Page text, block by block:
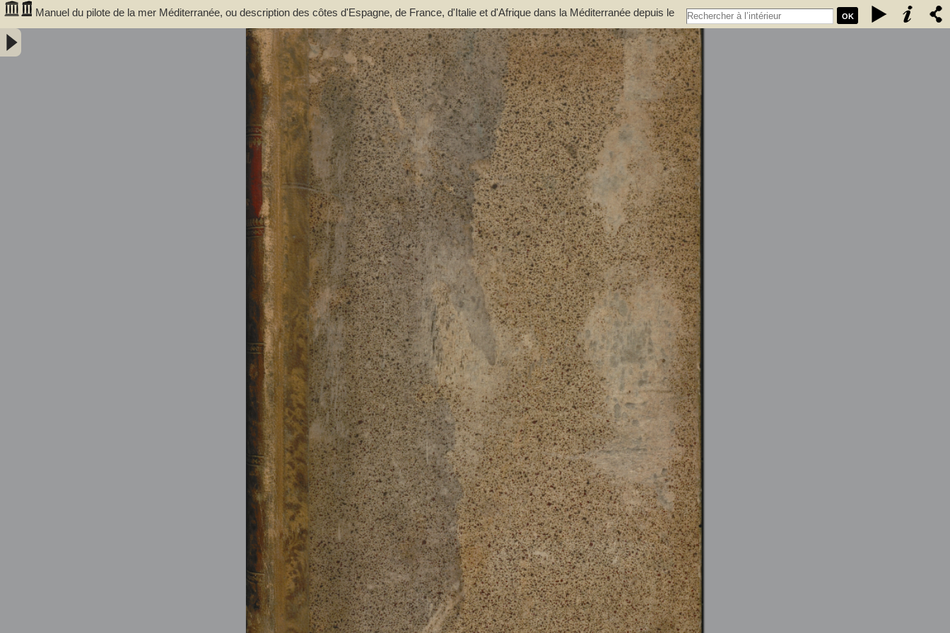
OK
Manuel du pilote de la mer Méditerranée, ou description des côtes d'Espagne, de France, d'Italie et d'Afrique dans la Méditerranée depuis le
détroit de Gibraltar jusqu'au cap Bon pour l'Afrique, et jusqu'en dehors du détroit de Messine pour l'Europe. Traduit pour la côte d'Espagne et
la partie correspondante de la Côte de Barbarie, du Derrotero ou Routier espagnol de Tofino; Rédigé pour le reste par L.-S. Baudin, lieutenant de vaisseau, chevalier de Saint-Louis... - Baudin, Louis Stanislas